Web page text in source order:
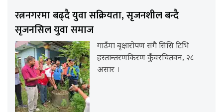
रत्ननगरमा बढ्दै युवा सक्रियता, सृजनशील बन्दै
सृजनसिल युवा समाज
गाउँमा बृक्षारोपण संगै सिसि टिभि
हस्तान्तरणकिरण कुँवरचितवन, २८
असार ।